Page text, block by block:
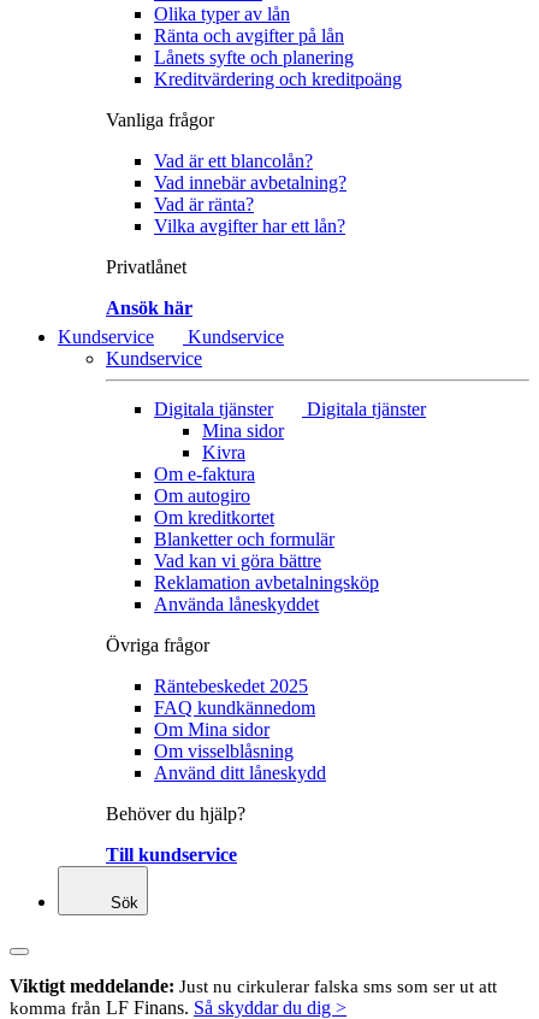
Olika typer av lån
Ränta och avgifter på lån
Lånets syfte och planering
Kreditvärdering och kreditpoäng
Vanliga frågor
Vad är ett blancolån?
Vad innebär avbetalning?
Vad är ränta?
Vilka avgifter har ett lån?
Privatlånet
Ansök här
Kundservice
Kundservice
Kundservice
Digitala tjänster
Digitala tjänster
Mina sidor
Kivra
Om e-faktura
Om autogiro
Om kreditkortet
Blanketter och formulär
Vad kan vi göra bättre
Reklamation avbetalningsköp
Använda låneskyddet
Övriga frågor
Räntebeskedet 2025
FAQ kundkännedom
Om Mina sidor
Om visselblåsning
Använd ditt låneskydd
Behöver du hjälp?
Till kundservice
Sök
Viktigt meddelande: Just nu cirkulerar falska sms som ser ut att
komma från LF Finans. Så skyddar du dig >